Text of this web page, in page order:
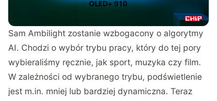
Sam Ambilight zostanie wzbogacony o algorytmy
AI. Chodzi o wybór trybu pracy, który do tej pory
wybieraliśmy ręcznie, jak sport, muzyka czy film.
W zależności od wybranego trybu, podświetlenie
jest m.in. mniej lub bardziej dynamiczna. Teraz